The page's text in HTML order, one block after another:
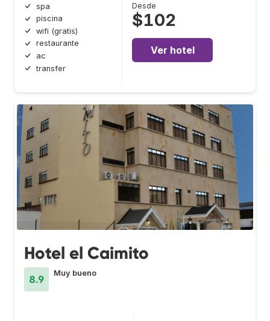
spa
piscina
wifi (gratis)
restaurante
ac
transfer
Desde
$102
Ver hotel
Hotel el Caimito
8.9
Muy bueno